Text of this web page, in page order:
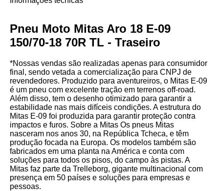
Pneu Moto Mitas Aro 18 E-09
150/70-18 70R TL - Traseiro
*Nossas vendas são realizadas apenas para consumidor
final, sendo vetada a comercialização para CNPJ de
revendedores. Produzido para aventureiros, o Mitas E-09
é um pneu com excelente tração em terrenos off-road.
Além disso, tem o desenho otimizado para garantir a
estabilidade nas mais difíceis condições. A estrutura do
Mitas E-09 foi produzida para garantir proteção contra
impactos e furos. Sobre a Mitas Os pneus Mitas
nasceram nos anos 30, na República Tcheca, e têm
produção focada na Europa. Os modelos também são
fabricados em uma planta na América e conta com
soluções para todos os pisos, do campo às pistas. A
Mitas faz parte da Trelleborg, gigante multinacional com
presença em 50 países e soluções para empresas e
pessoas.